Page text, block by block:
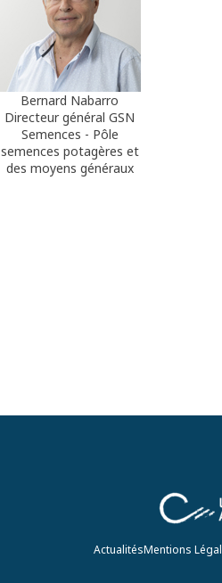
Bernard Nabarro
Directeur général GSN
Semences - Pôle
semences potagères et
des moyens généraux
ActualitésMentions